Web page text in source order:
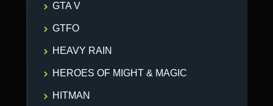
GTA V
GTFO
HEAVY RAIN
HEROES OF MIGHT & MAGIC
HITMAN